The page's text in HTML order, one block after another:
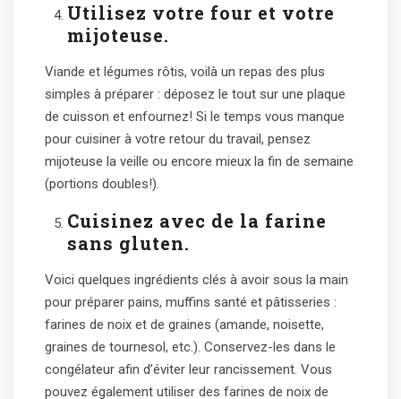
Utilisez votre four et votre
mijoteuse.
Viande et légumes rôtis, voilà un repas des plus
simples à préparer : déposez le tout sur une plaque
de cuisson et enfournez! Si le temps vous manque
pour cuisiner à votre retour du travail, pensez
mijoteuse la veille ou encore mieux la fin de semaine
(portions doubles!).
Cuisinez avec de la farine
sans gluten.
Voici quelques ingrédients clés à avoir sous la main
pour préparer pains, muffins santé et pâtisseries :
farines de noix et de graines (amande, noisette,
graines de tournesol, etc.). Conservez-les dans le
congélateur afin d’éviter leur rancissement. Vous
pouvez également utiliser des farines de noix de